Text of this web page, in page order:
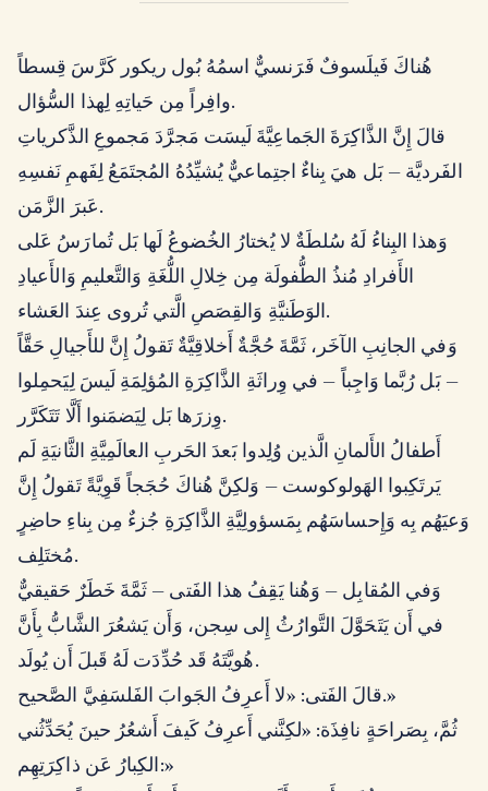
هُناكَ فَيلَسوفٌ فَرَنسيٌّ اسمُهُ بُول ريكور كَرَّسَ قِسطاً
وافِراً مِن حَياتِهِ لِهذا السُّؤال.
قالَ إِنَّ الذَّاكِرَةَ الجَماعِيَّةَ لَيسَت مَجرَّدَ مَجموعِ الذَّكرياتِ
الفَرديَّة — بَل هيَ بِناءٌ اجتِماعيٌّ يُشيِّدُهُ المُجتَمَعُ لِفَهمِ نَفسِهِ
عَبرَ الزَّمَن.
وَهذا البِناءُ لَهُ سُلطَةٌ لا يُختارُ الخُضوعُ لَها بَل تُمارَسُ عَلى
الأَفرادِ مُنذُ الطُّفولَة مِن خِلالِ اللُّغَةِ وَالتَّعليمِ وَالأَعيادِ
الوَطَنيَّةِ وَالقِصَصِ الَّتي تُروى عِندَ العَشاء.
وَفي الجانِبِ الآخَر، ثَمَّةَ حُجَّةٌ أَخلاقِيَّةٌ تَقولُ إِنَّ للأَجيالِ حَقَّاً
— بَل رُبَّما وَاجِباً — في وِراثَةِ الذَّاكِرَةِ المُؤلِمَةِ لَيسَ لِيَحمِلوا
وِزرَها بَل لِيَضمَنوا أَلَّا تَتَكَرَّر.
أَطفالُ الأَلمانِ الَّذين وُلِدوا بَعدَ الحَربِ العالَمِيَّةِ الثَّانيَةِ لَم
يَرتَكِبوا الهَولوكوست — وَلكِنَّ هُناكَ حُجَجاً قَوِيَّةً تَقولُ إِنَّ
وَعيَهُم بِه وَإِحساسَهُم بِمَسؤولِيَّةِ الذَّاكِرَةِ جُزءٌ مِن بِناءِ حاضِرٍ
مُختَلِف.
وَفي المُقابِل — وَهُنا يَقِفُ هذا الفَتى — ثَمَّةَ خَطَرٌ حَقيقيٌّ
في أَن يَتَحَوَّلَ التَّوارُثُ إِلى سِجن، وَأَن يَشعُرَ الشَّابُّ بِأَنَّ
هُويَّتَهُ قَد حُدِّدَت لَهُ قَبلَ أَن يُولَد.
قالَ الفَتى: «لا أَعرِفُ الجَوابَ الفَلسَفِيَّ الصَّحيح.»
ثُمَّ، بِصَراحَةٍ نافِذَة: «لكِنَّني أَعرِفُ كَيفَ أَشعُرُ حينَ يُحَدِّثُني
الكِبارُ عَن ذاكِرَتِهِم:»